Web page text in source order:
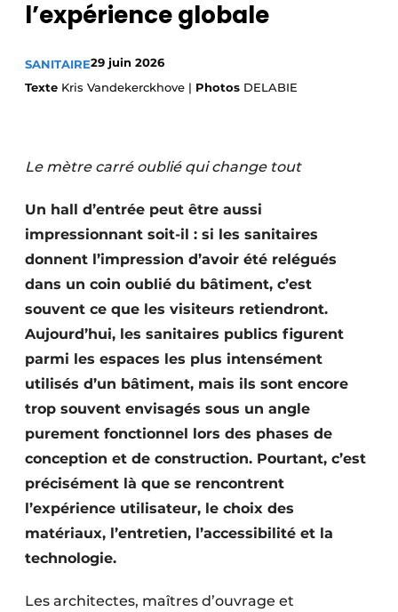
S’inscrire à l’événement
Termes et conditions
l’expérience globale
SANITAIRE29 juin 2026
Texte Kris Vandekerckhove | Photos DELABIE
Le mètre carré oublié qui change tout
Un hall d’entrée peut être aussi
impressionnant soit-il : si les sanitaires
donnent l’impression d’avoir été relégués
dans un coin oublié du bâtiment, c’est
souvent ce que les visiteurs retiendront.
Aujourd’hui, les sanitaires publics figurent
parmi les espaces les plus intensément
utilisés d’un bâtiment, mais ils sont encore
trop souvent envisagés sous un angle
purement fonctionnel lors des phases de
conception et de construction. Pourtant, c’est
précisément là que se rencontrent
l’expérience utilisateur, le choix des
matériaux, l’entretien, l’accessibilité et la
technologie.
Les architectes, maîtres d’ouvrage et